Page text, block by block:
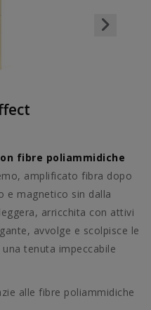
fibre poliammidiche
amplificato fibra dopo
e magnetico sin dalla
arricchita con attivi
avvolge e scolpisce le
tenuta impeccabile
alle fibre poliammidiche